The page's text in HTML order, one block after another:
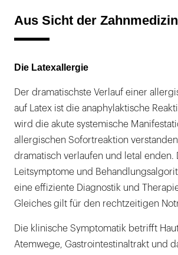
Aus Sicht der Zahnmedizin
Die Latexallergie
Der dramatischste Verlauf einer
auf Latex ist die anaphylaktische
wird die akute systemische
allergischen Sofortreaktion
dramatisch verlaufen und letal enden.
Leitsymptome und
eine effiziente Diagnostik und
Gleiches gilt für den rechtzeitigen
Die klinische Symptomatik betrifft
Atemwege, Gastrointestinaltrakt und